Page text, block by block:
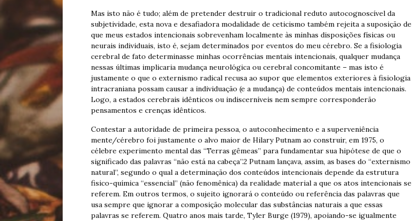
Mas isto não é tudo; além de pretender destruir o tradicional reduto autocognoscível da
subjetividade, esta nova e desafiadora modalidade de ceticismo também rejeita a suposição de
que meus estados intencionais sobrevenham localmente às minhas disposições físicas ou
neurais individuais, isto é, sejam determinados por eventos do meu cérebro. Se a fisiologia
cerebral de fato determinasse minhas ocorrências mentais intencionais, qualquer mudança
nessas últimas implicaria mudança neurológica ou cerebral concomitante – mas isto é
justamente o que o externismo radical recusa ao supor que elementos exteriores à fisiologia
intracraniana possam causar a individuação (e a mudança) de conteúdos mentais intencionais.
Logo, a estados cerebrais idênticos ou indiscerníveis nem sempre corresponderão
pensamentos e crenças idênticos.
Contestar a autoridade de primeira pessoa, o autoconhecimento e a superveniência
mente/cérebro foi justamente o alvo maior de Hilary Putnam ao construir, em 1975, o
célebre experimento mental das “Terras gêmeas” para fundamentar sua hipótese de que o
significado das palavras “não está na cabeça”.2 Putnam lançava, assim, as bases do “externismo
natural”, segundo o qual a determinação dos conteúdos intencionais depende da estrutura
fisico-química “essencial” (não fenomênica) da realidade material a que os atos intencionais se
referem. Em outros termos, o sujeito ignorará o conteúdo ou referência das palavras que
usa sempre que ignorar a composição molecular das substâncias naturais a que essas
palavras se referem. Quatro anos mais tarde, Tyler Burge (1979), apoiando-se igualmente